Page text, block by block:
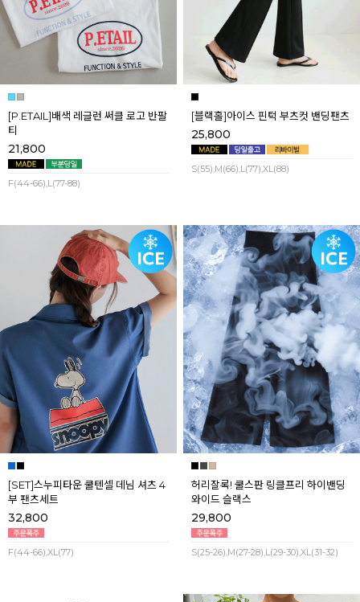
[P.ETAIL]배색 레글런 써클 로고 반팔
티
21,800
F(44-66),L(77-88)
[블랙홀]아이스 핀턱 부츠컷 밴딩팬츠
25,800
S(55),M(66),L(77),XL(88)
[SET]스누피타운 쿨텐셀 데님 셔츠 4
부 팬츠세트
32,800
F(44-66),XL(77)
허리잘록! 쿨스판 링클프리 하이밴딩
와이드 슬랙스
29,800
S(25-26),M(27-28),L(29-30),XL(31-32)